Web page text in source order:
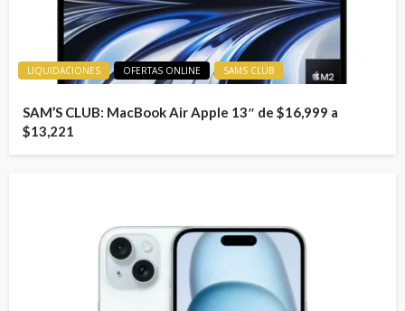
LIQUIDACIONES OFERTAS ONLINE SAMS CLUB
SAM’S CLUB: MacBook Air Apple 13″ de $16,999 a
$13,221